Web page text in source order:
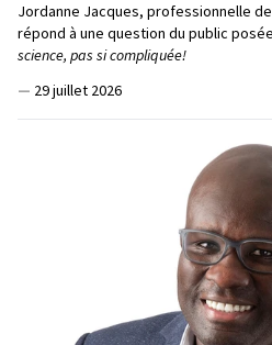
Jordanne Jacques, professionnelle
répond à une question du public
science, pas si compliquée!
— 29 juillet 2026